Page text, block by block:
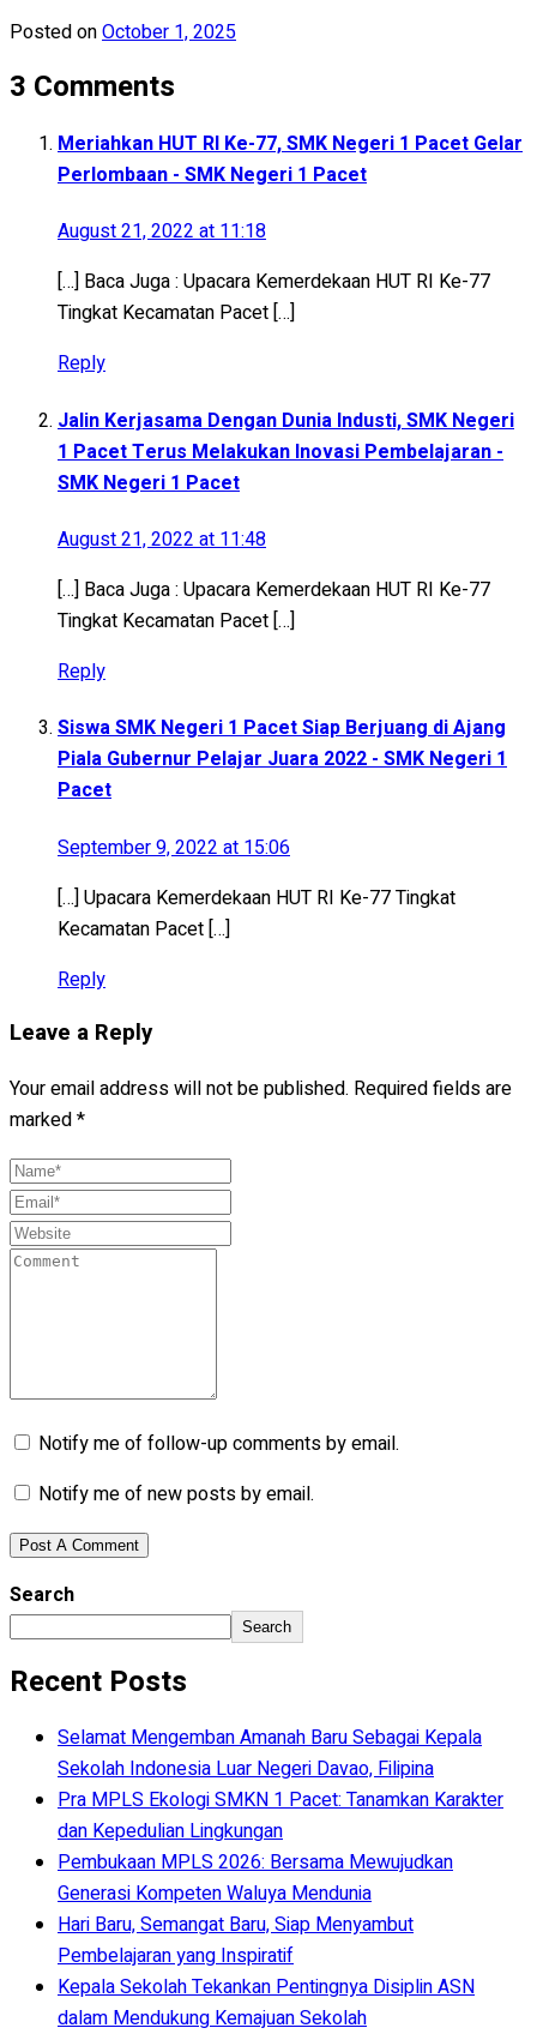
Posted onOctober 1, 2025
3 Comments
Meriahkan HUT RI Ke-77, SMK Negeri 1 Pacet Gelar
Perlombaan - SMK Negeri 1 Pacet
August 21, 2022 at 11:18
[…] Baca Juga : Upacara Kemerdekaan HUT RI Ke-77
Tingkat Kecamatan Pacet […]
Reply
Jalin Kerjasama Dengan Dunia Industi, SMK Negeri
1 Pacet Terus Melakukan Inovasi Pembelajaran -
SMK Negeri 1 Pacet
August 21, 2022 at 11:48
[…] Baca Juga : Upacara Kemerdekaan HUT RI Ke-77
Tingkat Kecamatan Pacet […]
Reply
Siswa SMK Negeri 1 Pacet Siap Berjuang di Ajang
Piala Gubernur Pelajar Juara 2022 - SMK Negeri 1
Pacet
September 9, 2022 at 15:06
[…] Upacara Kemerdekaan HUT RI Ke-77 Tingkat
Kecamatan Pacet […]
Reply
Leave a Reply
Your email address will not be published. Required fields are
marked*
Notify me of follow-up comments by email.
Notify me of new posts by email.
Search
Search
Recent Posts
Selamat Mengemban Amanah Baru Sebagai Kepala
Sekolah Indonesia Luar Negeri Davao, Filipina
Pra MPLS Ekologi SMKN 1 Pacet: Tanamkan Karakter
dan Kepedulian Lingkungan
Pembukaan MPLS 2026: Bersama Mewujudkan
Generasi Kompeten Waluya Mendunia
Hari Baru, Semangat Baru, Siap Menyambut
Pembelajaran yang Inspiratif
Kepala Sekolah Tekankan Pentingnya Disiplin ASN
dalam Mendukung Kemajuan Sekolah